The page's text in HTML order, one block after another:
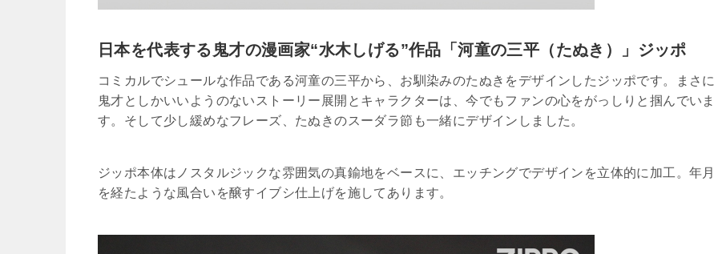
日本を代表する鬼才の漫画家“水木しげる”作品「河童の三平（たぬき）」ジッポ
コミカルでシュールな作品である河童の三平から、お馴染みのたぬきをデザインしたジッポです。まさに
鬼才としかいいようのないストーリー展開とキャラクターは、今でもファンの心をがっしりと掴んでいま
す。そして少し緩めなフレーズ、たぬきのスーダラ節も一緒にデザインしました。
ジッポ本体はノスタルジックな雰囲気の真鍮地をベースに、エッチングでデザインを立体的に加工。年月
を経たような風合いを醸すイブシ仕上げを施してあります。